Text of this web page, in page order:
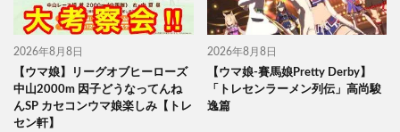
2026年8月8日
【ウマ娘】リーグオブヒーローズ
中山2000m 因子どうなってんね
んSP カセコンウマ娘楽しみ【トレ
セン軒】
2026年8月8日
【ウマ娘-賽馬娘Pretty Derby】
「トレセンラーメン列伝」高尚駿
逸篇